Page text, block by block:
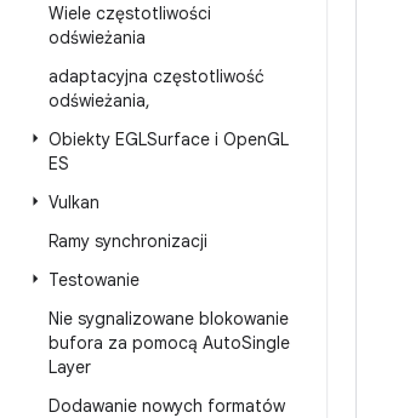
Wiele częstotliwości
odświeżania
adaptacyjna częstotliwość
odświeżania,
Obiekty EGLSurface i OpenGL
ES
Vulkan
Ramy synchronizacji
Testowanie
Nie sygnalizowane blokowanie
bufora za pomocą AutoSingle
Layer
Dodawanie nowych formatów